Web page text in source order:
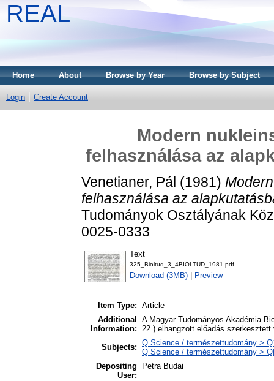
REAL
Home About Browse by Year Browse by Subject
Login Create Account
Modern
felhasználása az
Venetianer, Pál (1981)
felhasználása az
Tudományok Osztályának
0025-0333
Text
325_Bioltud_3_4BIOLTUD_1981.pdf
Download (3MB) Preview
Item Type: Article
Additional
Information:
A Magyar Tudományos Akadémia
22.) elhangzott előadás
Subjects: Q Science / természettudomány >
Q Science / természettudomány >
Depositing
User:
Petra Budai